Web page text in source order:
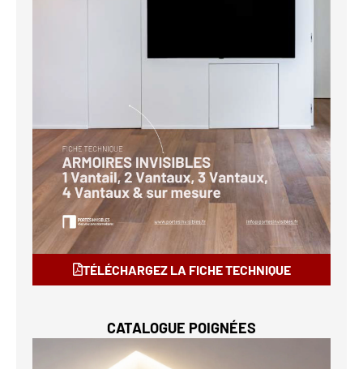
TÉLÉCHARGEZ LA FICHE TECHNIQUE
CATALOGUE POIGNÉES